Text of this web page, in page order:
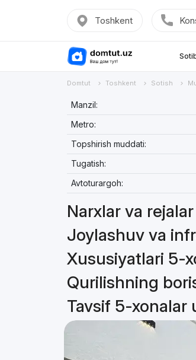
Toshkent
Domtut Toshkent Sotish
Manzil:
Metro:
Topshirish muddati:
Tugatish:
Avtoturargoh:
Narxlar va
Joylashuv va
Xususiyatlari 5-
Qurilishning
Tavsif 5-xonalar